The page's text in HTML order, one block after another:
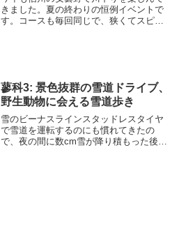
きました。夏の終わりの恒例イベントで
す。コースも毎回同じで、狭くてスピー
蓼科3: 景色抜群の雪道ドライブ、
野生動物に会える雪道歩き
雪のビーナスラインスタッドレスタイヤ
で雪道を運転するのにも慣れてきたの
で、夜の間に数cm雪が降り積もった後で